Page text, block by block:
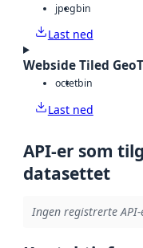
jpegbin
Last ned
Webside Tiled
octetbin
Last ned
API-er som
datasettet
Ingen registrerte